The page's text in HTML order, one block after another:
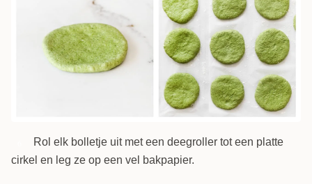
Rol elk bolletje uit met een deegroller tot een platte
cirkel en leg ze op een vel bakpapier.